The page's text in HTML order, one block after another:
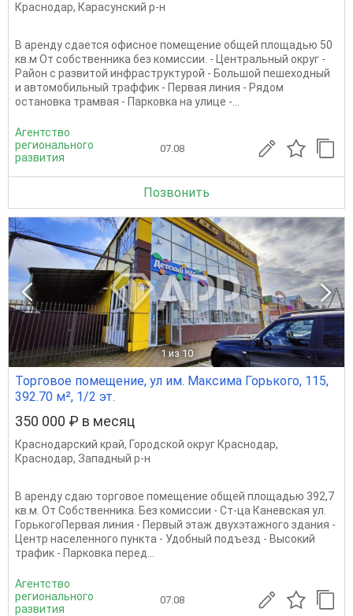
Краснодар, Карасунский р-н
В аренду сдается офисное помещение общей площадью 50
кв.м От собственника без комиссии. - Центральный округ -
Район с развитой инфраструктурой - Большой пешеходный
и автомобильный траффик - Первая линия - Рядом
остановка трамвая - Парковка на улице -...
Агентство
регионального
развития
07.08
Позвонить
1 из 10
Торговое помещение, ул им. Максима Горького, 115,
392.70 м², 1/2 эт.
350 000 ₽ в месяц
Краснодарский край, Городской округ Краснодар,
Краснодар, Западный р-н
В аренду сдаю торговое помещение общей площадью 392,7
кв.м. От Собственника. Без комиссии - Ст-ца Каневская ул.
ГорькогоПервая линия - Первый этаж двухэтажного здания -
Центр населенного пункта - Удобный подъезд - Высокий
трафик - Парковка перед...
Агентство
регионального
развития
07.08